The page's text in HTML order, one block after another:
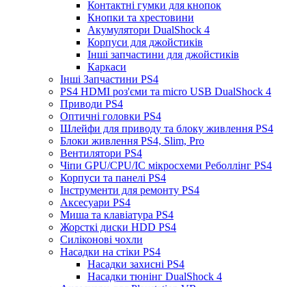
Контактні гумки для кнопок
Кнопки та хрестовини
Акумулятори DualShock 4
Корпуси для джойстиків
Інші запчастини для джойстиків
Каркаси
Інші Запчастини PS4
PS4 HDMI роз'єми та micro USB DualShock 4
Приводи PS4
Оптичні головки PS4
Шлейфи для приводу та блоку живлення PS4
Блоки живлення PS4, Slim, Pro
Вентилятори PS4
Чіпи GPU/CPU/IC мікросхеми Реболлінг PS4
Корпуси та панелі PS4
Інструменти для ремонту PS4
Аксесуари PS4
Миша та клавіатура PS4
Жорсткі диски HDD PS4
Силіконові чохли
Насадки на стіки PS4
Насадки захисні PS4
Насадки тюнінг DualShock 4